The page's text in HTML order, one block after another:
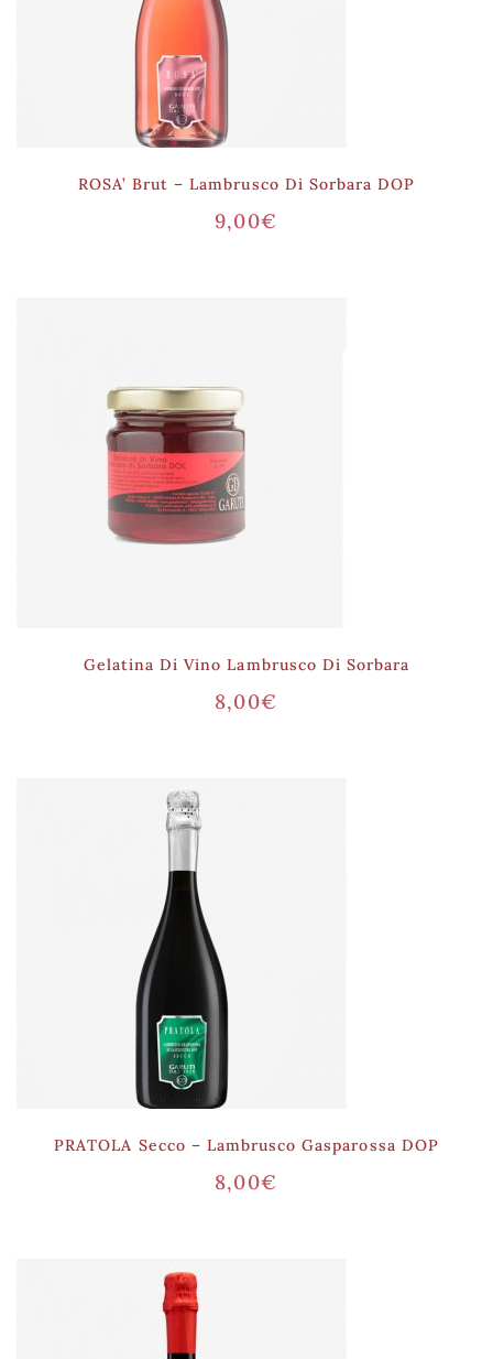
ROSA’ Brut – Lambrusco Di Sorbara DOP
9,00€
Gelatina Di Vino Lambrusco Di Sorbara
8,00€
PRATOLA Secco – Lambrusco Gasparossa DOP
8,00€